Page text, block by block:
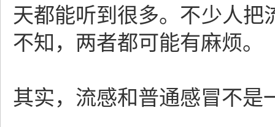
天都能听到很多。不少人把
不知，两者都可能有麻烦。
其实，流感和普通感冒不是